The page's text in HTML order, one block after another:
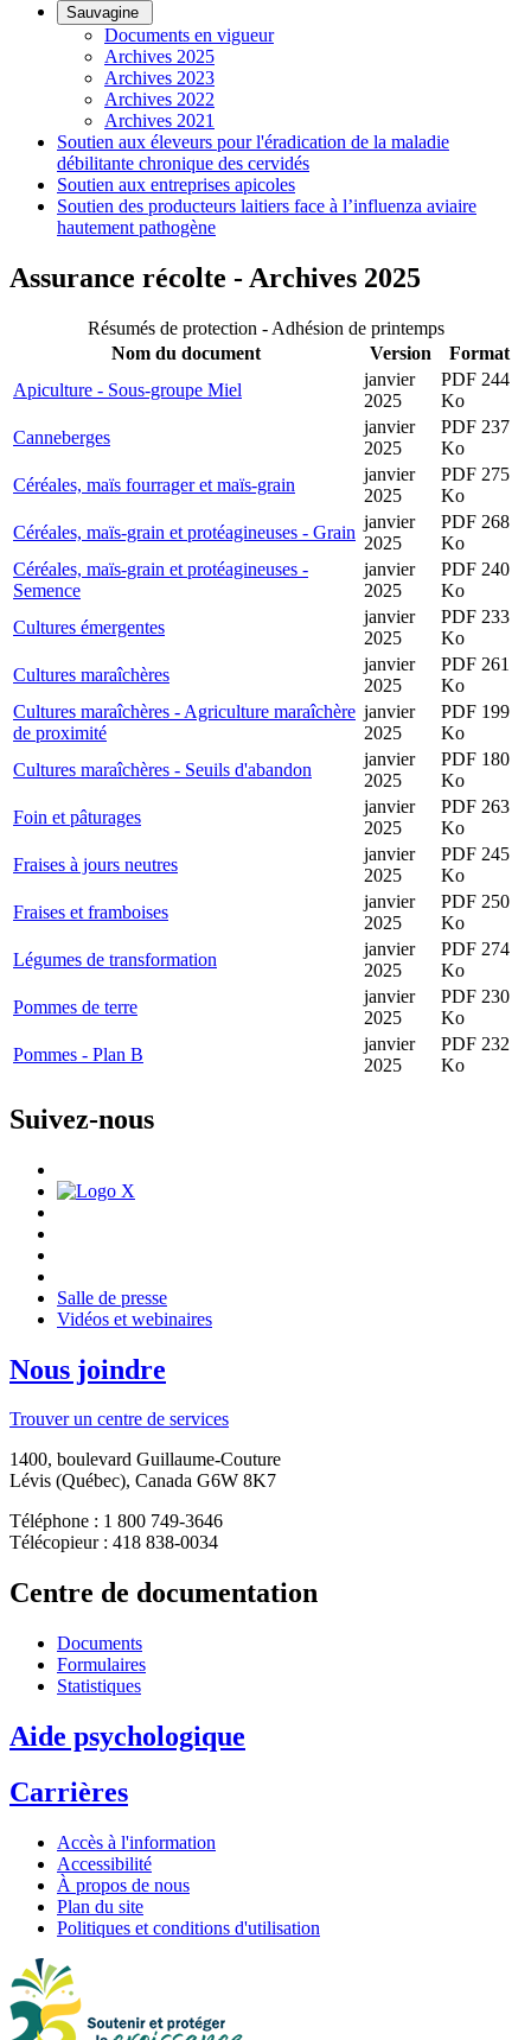
Sauvagine
Documents en vigueur
Archives 2025
Archives 2023
Archives 2022
Archives 2021
Soutien aux éleveurs pour l'éradication de la maladie
débilitante chronique des cervidés
Soutien aux entreprises apicoles
Soutien des producteurs laitiers face à l’influenza aviaire
hautement pathogène
Assurance récolte - Archives 2025
Résumés de protection - Adhésion de printemps
Nom du document
Version
Format
Apiculture - Sous-groupe Miel
janvier
2025
PDF 244
Ko
Canneberges
janvier
2025
PDF 237
Ko
Céréales, maïs fourrager et maïs-grain
janvier
2025
PDF 275
Ko
Céréales, maïs-grain et protéagineuses - Grain
janvier
2025
PDF 268
Ko
Céréales, maïs-grain et protéagineuses -
Semence
janvier
2025
PDF 240
Ko
Cultures émergentes
janvier
2025
PDF 233
Ko
Cultures maraîchères
janvier
2025
PDF 261
Ko
Cultures maraîchères - Agriculture maraîchère
de proximité
janvier
2025
PDF 199
Ko
Cultures maraîchères - Seuils d'abandon
janvier
2025
PDF 180
Ko
Foin et pâturages
janvier
2025
PDF 263
Ko
Fraises à jours neutres
janvier
2025
PDF 245
Ko
Fraises et framboises
janvier
2025
PDF 250
Ko
Légumes de transformation
janvier
2025
PDF 274
Ko
Pommes de terre
janvier
2025
PDF 230
Ko
Pommes - Plan B
janvier
2025
PDF 232
Ko
Suivez-nous
Salle de presse
Vidéos et webinaires
Nous joindre
Trouver un centre de services
1400, boulevard Guillaume-Couture
Lévis (Québec), Canada G6W 8K7
Téléphone : 1 800 749-3646
Télécopieur : 418 838-0034
Centre de documentation
Documents
Formulaires
Statistiques
Aide psychologique
Carrières
Accès à l'information
Accessibilité
À propos de nous
Plan du site
Politiques et conditions d'utilisation